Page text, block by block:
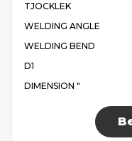
TJOCKLEK
WELDING ANGLE
WELDING BEND
D1
DIMENSION "